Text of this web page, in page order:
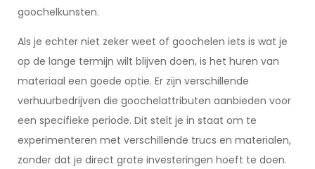
goochelkunsten.
Als je echter niet zeker weet of goochelen iets is wat je
op de lange termijn wilt blijven doen, is het huren van
materiaal een goede optie. Er zijn verschillende
verhuurbedrijven die goochelattributen aanbieden voor
een specifieke periode. Dit stelt je in staat om te
experimenteren met verschillende trucs en materialen,
zonder dat je direct grote investeringen hoeft te doen.